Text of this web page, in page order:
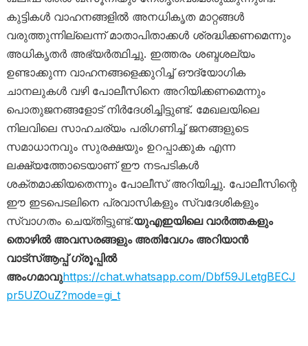
കുട്ടികൾ വാഹനങ്ങളിൽ അനധികൃത മാറ്റങ്ങൾ
വരുത്തുന്നില്ലെന്ന് മാതാപിതാക്കൾ ശ്രദ്ധിക്കണമെന്നും
അധികൃതർ അഭ്യർത്ഥിച്ചു. ഇത്തരം ശബ്ദശല്യം
ഉണ്ടാക്കുന്ന വാഹനങ്ങളെക്കുറിച്ച് ഔദ്യോഗിക
ചാനലുകൾ വഴി പോലീസിനെ അറിയിക്കണമെന്നും
പൊതുജനങ്ങളോട് നിർദേശിച്ചിട്ടുണ്ട്. മേഖലയിലെ
നിലവിലെ സാഹചര്യം പരിഗണിച്ച് ജനങ്ങളുടെ
സമാധാനവും സുരക്ഷയും ഉറപ്പാക്കുക എന്ന
ലക്ഷ്യത്തോടെയാണ് ഈ നടപടികൾ
ശക്തമാക്കിയതെന്നും പോലീസ് അറിയിച്ചു. പോലീസിന്റെ
ഈ ഇടപെടലിനെ പ്രവാസികളും സ്വദേശികളും
സ്വാഗതം ചെയ്തിട്ടുണ്ട്.യുഎഇയിലെ വാർത്തകളും
തൊഴിൽ അവസരങ്ങളും അതിവേഗം അറിയാൻ
വാട്സ്ആപ്പ് ഗ്രൂപ്പിൽ
അംഗമാവുhttps://chat.whatsapp.com/Dbf59JLetgBECJ
pr5UZOuZ?mode=gi_t